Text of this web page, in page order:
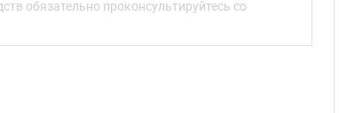
и конкурентный ингибитор ГМГ-
обязательно проконсультируйтесь со